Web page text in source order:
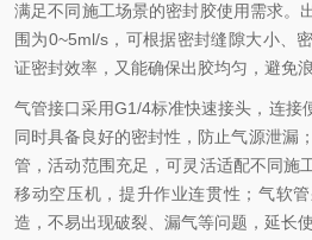
满足不同施工场景的密封胶使用需求。
围为0~5ml/s，可根据密封缝隙大小、
证密封效率，又能确保出胶均匀，避免浪
气管接口采用G1/4标准快速接头，连接
同时具备良好的密封性，防止气源泄漏
管，活动范围充足，可灵活适配不同施
移动空压机，提升作业连贯性；气软
造，不易出现破裂、漏气等问题，延长使